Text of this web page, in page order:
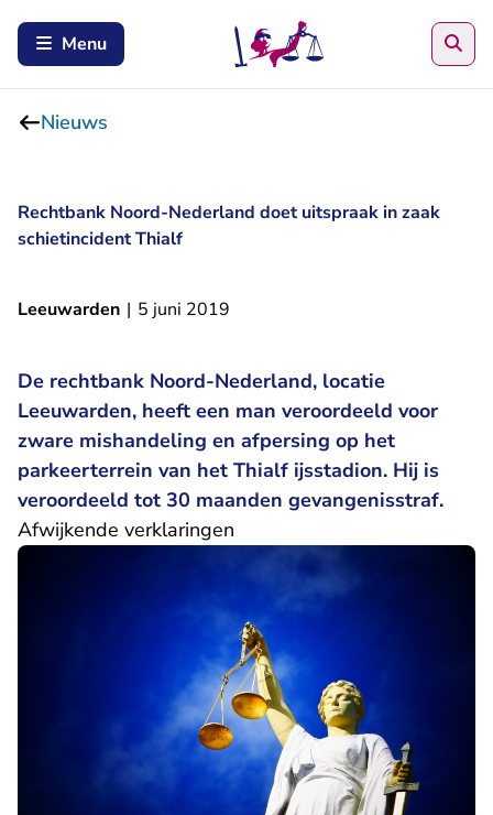
Menu
Nieuws
Rechtbank Noord-Nederland doet uitspraak in zaak
schietincident Thialf
Leeuwarden | 5 juni 2019
De rechtbank Noord-Nederland, locatie
Leeuwarden, heeft een man veroordeeld voor
zware mishandeling en afpersing op het
parkeerterrein van het Thialf ijsstadion. Hij is
veroordeeld tot 30 maanden gevangenisstraf.
Afwijkende verklaringen